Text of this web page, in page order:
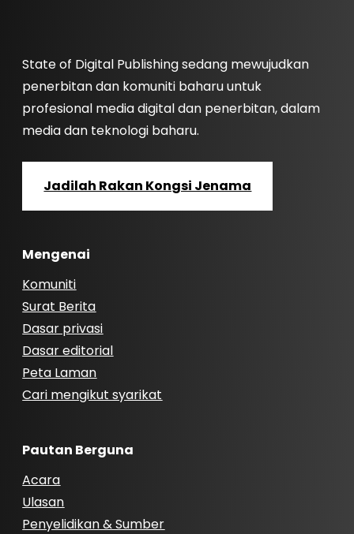
State of Digital Publishing sedang mewujudkan
penerbitan dan komuniti baharu untuk
profesional media digital dan penerbitan, dalam
media dan teknologi baharu.
Jadilah Rakan Kongsi Jenama
Mengenai
Komuniti
Surat Berita
Dasar privasi
Dasar editorial
Peta Laman
Cari mengikut syarikat
Pautan Berguna
Acara
Ulasan
Penyelidikan & Sumber